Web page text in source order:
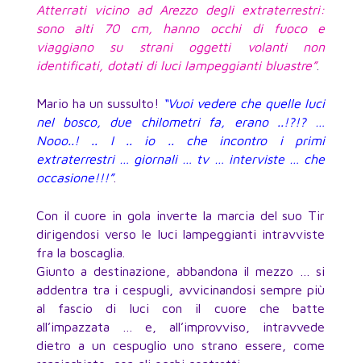
Atterrati vicino ad Arezzo degli extraterrestri:
sono alti 70 cm, hanno occhi di fuoco e
viaggiano su strani oggetti volanti non
identificati, dotati di luci lampeggianti bluastre”.
Mario ha un sussulto! “Vuoi vedere che quelle luci
nel bosco, due chilometri fa, erano ..!?!? …
Nooo..! .. I .. io .. che incontro i primi
extraterrestri … giornali … tv … interviste … che
occasione!!!”.
Con il cuore in gola inverte la marcia del suo Tir
dirigendosi verso le luci lampeggianti intravviste
fra la boscaglia.
Giunto a destinazione, abbandona il mezzo … si
addentra tra i cespugli, avvicinandosi sempre più
al fascio di luci con il cuore che batte
all’impazzata … e, all’improvviso, intravvede
dietro a un cespuglio uno strano essere, come